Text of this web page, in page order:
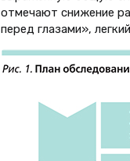
отмечают снижение
перед глазами»,